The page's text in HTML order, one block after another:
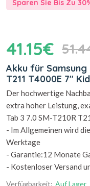
Sparen Sie Bis Zu
41.15€
Akku für Samsung
T211 T4000E 7"
Der hochwertige
extra hoher Leistung,
Tab 3 7.0 SM-T210R
- Im Allgemeinen wird
Werktage
- Garantie:12 Monate
- Kostenloser Versand
Verfügbarkeit: Auf Lager